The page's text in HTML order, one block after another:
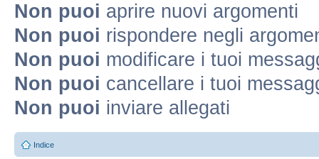
Non puoi aprire nuovi argomenti
Non puoi rispondere negli
Non puoi modificare i tuoi
Non puoi cancellare i tuoi
Non puoi inviare allegati
Indice